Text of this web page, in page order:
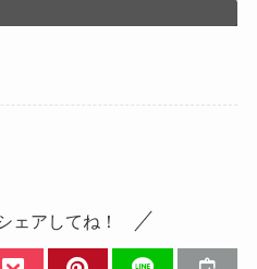
ェアしてね！